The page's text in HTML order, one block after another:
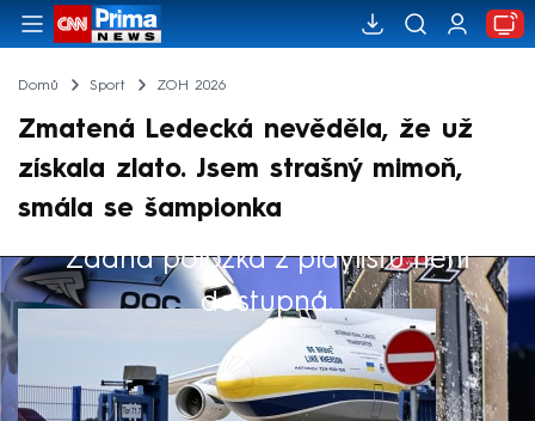
Domů Sport ZOH 2026
Zmatená Ledecká nevěděla, že už
získala zlato. Jsem strašný mimoň,
smála se šampionka
Žádná položka z playlistu není
dostupná.
Výběr redakce